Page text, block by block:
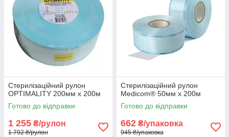
Стерилізаційний рулон
OPTIMALITY 200мм х 200м
Готово до відправки
1 255 ₴/рулон
1 792 ₴/рулон
Стерилізаційний рулон
Medicom® 50мм х 200м
Готово до відправки
662 ₴/упаковка
945 ₴/упаковка